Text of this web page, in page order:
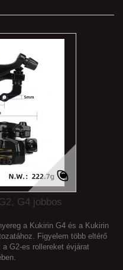
G4 jobbos
a Kukirin G4 és a Kukirin
Figyelem több eltérő
G2-es rollereket évjárat